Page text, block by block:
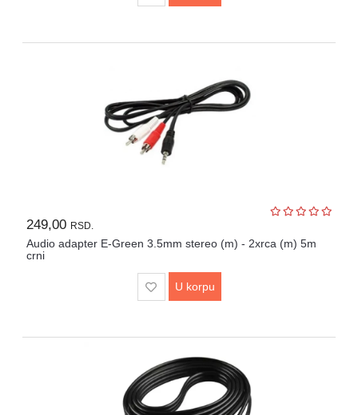
249,00 RSD.
Audio adapter E-Green 3.5mm stereo (m) - 2xrca (m) 5m
crni
U korpu